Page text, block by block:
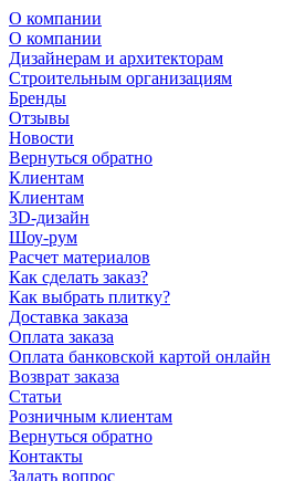
О компании
О компании
Дизайнерам и архитекторам
Строительным организациям
Бренды
Отзывы
Новости
Вернуться обратно
Клиентам
Клиентам
3D-дизайн
Шоу-рум
Расчет материалов
Как сделать заказ?
Как выбрать плитку?
Доставка заказа
Оплата заказа
Оплата банковской картой онлайн
Возврат заказа
Статьи
Розничным клиентам
Вернуться обратно
Контакты
Задать вопрос